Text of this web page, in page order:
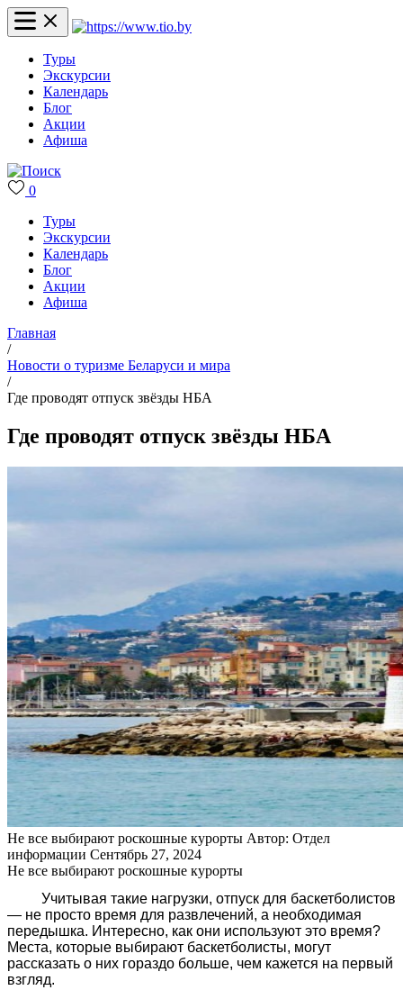
Туры
Экскурсии
Календарь
Блог
Акции
Афиша
0
Туры
Экскурсии
Календарь
Блог
Акции
Афиша
Главная
/
Новости о туризме Беларуси и мира
/
Где проводят отпуск звёзды НБА
Где проводят отпуск звёзды НБА
Не все выбирают роскошные курорты Автор: Отдел
информации Сентябрь 27, 2024
Не все выбирают роскошные курорты
Учитывая такие нагрузки, отпуск для баскетболистов
— не просто время для развлечений, а необходимая
передышка. Интересно, как они используют это время?
Места, которые выбирают баскетболисты, могут
рассказать о них гораздо больше, чем кажется на первый
взгляд.